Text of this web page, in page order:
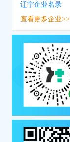
辽宁企业名录
查看更多企业>>